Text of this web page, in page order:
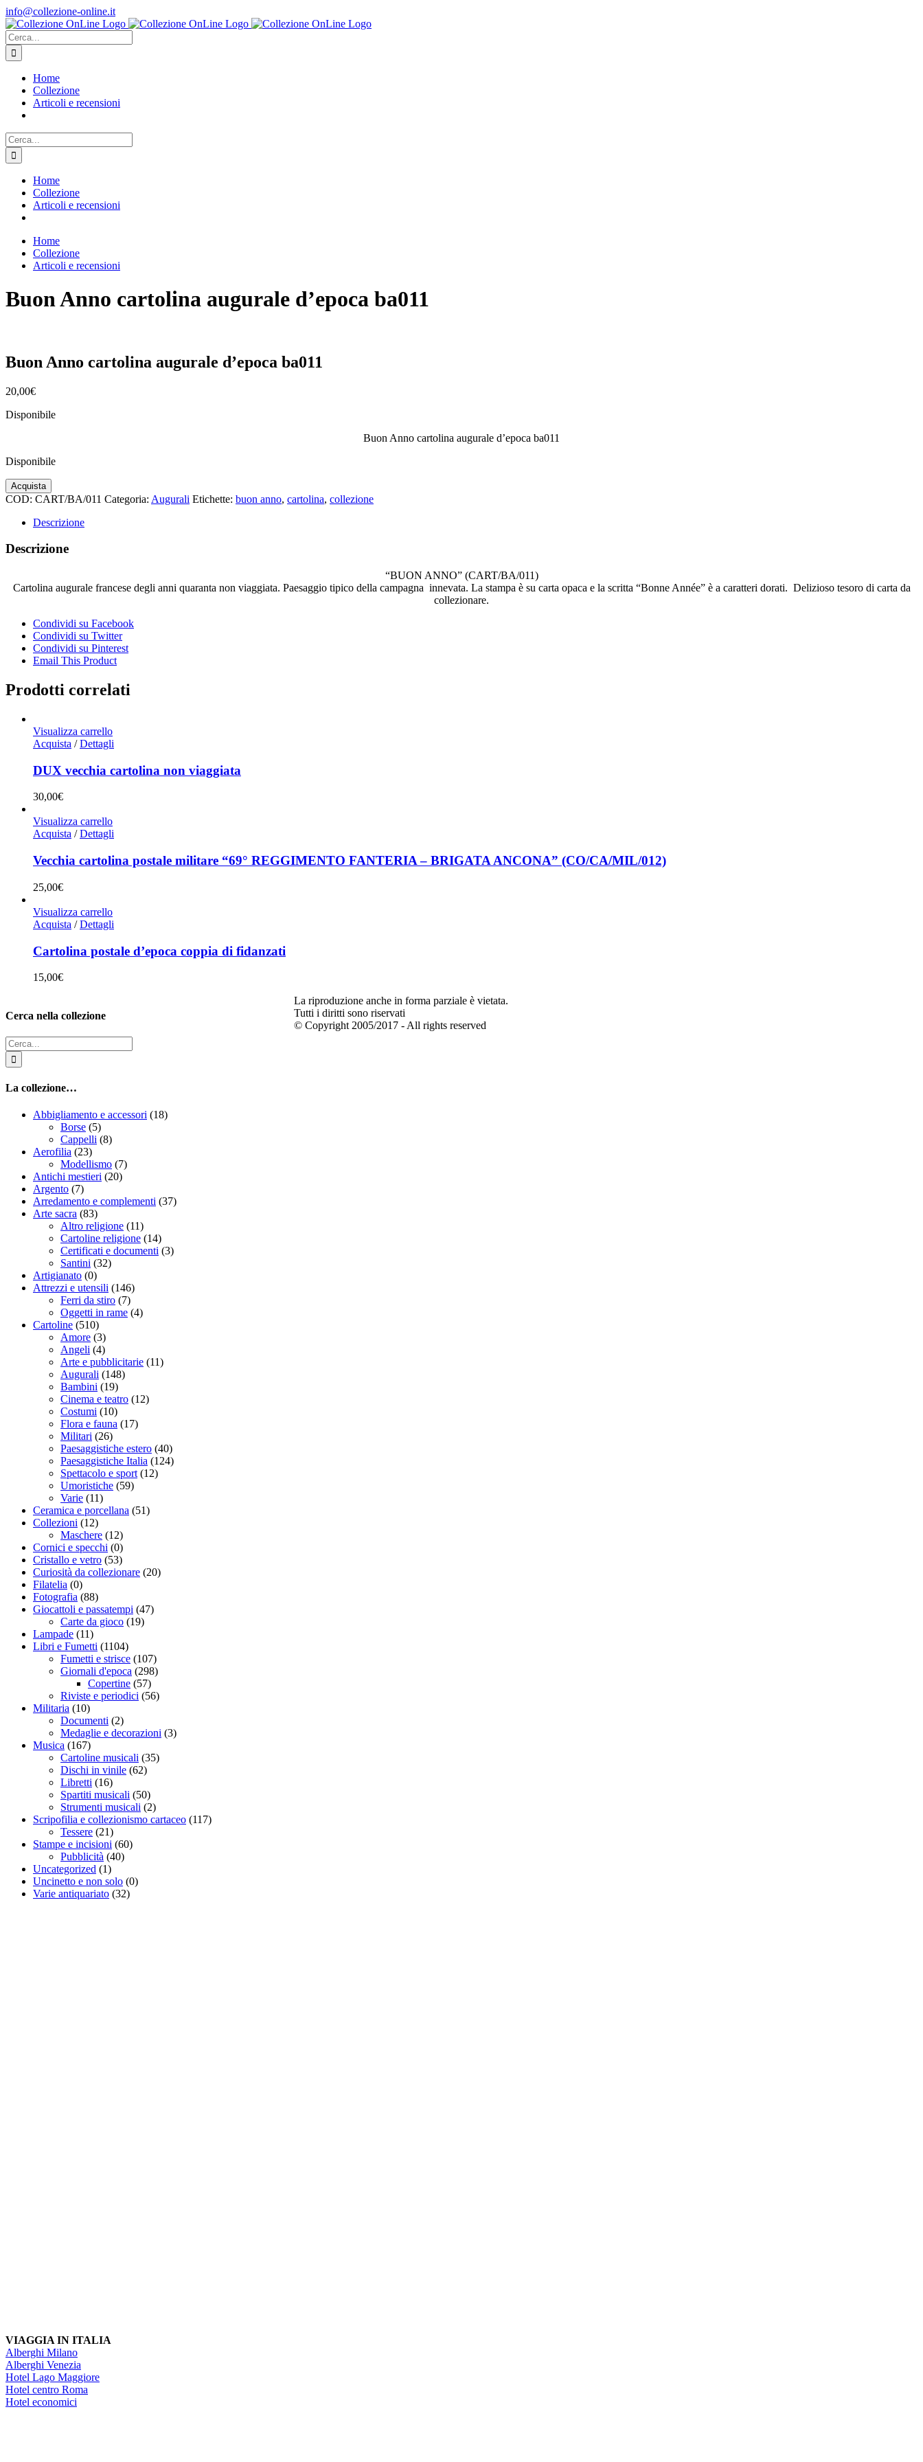
Salta
al
contenuto
info@collezione-online.it
Cerca
per:
Home
Collezione
Articoli e recensioni
Cerca
per:
Home
Collezione
Articoli e recensioni
Home
Collezione
Articoli e recensioni
Buon Anno cartolina augurale d’epoca ba011
Buon Anno cartolina augurale d’epoca ba011
20,00€
Disponibile
Buon Anno cartolina augurale d’epoca ba011
Disponibile
Buon
Anno
augurale
ba011
Acquista
COD: CART/BA/011 Categoria: Augurali Etichette: buon anno, cartolina, collezione
Descrizione
Descrizione
“BUON ANNO” (CART/BA/011)
Cartolina augurale francese degli anni quaranta non viaggiata. Paesaggio tipico della campagna innevata. La stampa è su carta opaca e la scritta “Bonne Année” è a caratteri dorati. Delizioso tesoro di carta da
collezionare.
Condividi su Facebook
Condividi su Twitter
Condividi su Pinterest
Email This Product
Prodotti correlati
Visualizza carrello
Acquista / Dettagli
DUX vecchia cartolina non viaggiata
30,00€
Visualizza carrello
Acquista / Dettagli
Vecchia cartolina postale militare “69° REGGIMENTO FANTERIA – BRIGATA ANCONA” (CO/CA/MIL/012)
25,00€
Visualizza carrello
Acquista / Dettagli
Cartolina postale d’epoca coppia di fidanzati
15,00€
Cerca nella collezione
Cerca
per:
La collezione…
Abbigliamento e accessori (18)
Borse (5)
Cappelli (8)
Aerofilia (23)
Modellismo (7)
Antichi mestieri (20)
Argento (7)
Arredamento e complementi (37)
Arte sacra (83)
Altro religione (11)
Cartoline religione (14)
Certificati e documenti (3)
Santini (32)
Artigianato (0)
Attrezzi e utensili (146)
Ferri da stiro (7)
Oggetti in rame (4)
Cartoline (510)
Amore (3)
Angeli (4)
Arte e pubblicitarie (11)
Augurali (148)
Bambini (19)
Cinema e teatro (12)
Costumi (10)
Flora e fauna (17)
Militari (26)
Paesaggistiche estero (40)
Paesaggistiche Italia (124)
Spettacolo e sport (12)
Umoristiche (59)
Varie (11)
Ceramica e porcellana (51)
Collezioni (12)
Maschere (12)
Cornici e specchi (0)
Cristallo e vetro (53)
Curiosità da collezionare (20)
Filatelia (0)
Fotografia (88)
Giocattoli e passatempi (47)
Carte da gioco (19)
Lampade (11)
Libri e Fumetti (1104)
Fumetti e strisce (107)
Giornali d'epoca (298)
Copertine (57)
Riviste e periodici (56)
Militaria (10)
Documenti (2)
Medaglie e decorazioni (3)
Musica (167)
Cartoline musicali (35)
Dischi in vinile (62)
Libretti (16)
Spartiti musicali (50)
Strumenti musicali (2)
Scripofilia e collezionismo cartaceo (117)
Tessere (21)
Stampe e incisioni (60)
Pubblicità (40)
Uncategorized (1)
Uncinetto e non solo (0)
Varie antiquariato (32)
La riproduzione anche in forma parziale è vietata.
Tutti i diritti sono riservati
© Copyright 2005/2017 - All rights reserved
VIAGGIA IN ITALIA
Alberghi Milano
Alberghi Venezia
Hotel Lago Maggiore
Hotel centro Roma
Hotel economici